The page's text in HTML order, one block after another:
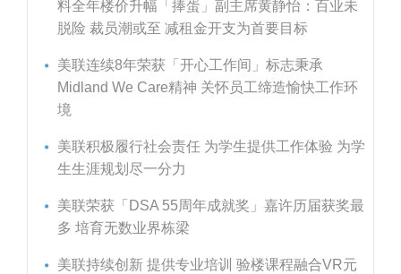
料全年楼价升幅「捧蛋」副主席黄静怡：百业未
脱险 裁员潮或至 减租金开支为首要目标
美联连续8年荣获「开心工作间」标志秉承
Midland We Care精神 关怀员工缔造愉快工作环
境
美联积极履行社会责任 为学生提供工作体验 为学
生生涯规划尽一分力
美联荣获「DSA 55周年成就奖」嘉许历届获奖最
多 培育无数业界栋梁
美联持续创新 提供专业培训 验楼课程融合VR元